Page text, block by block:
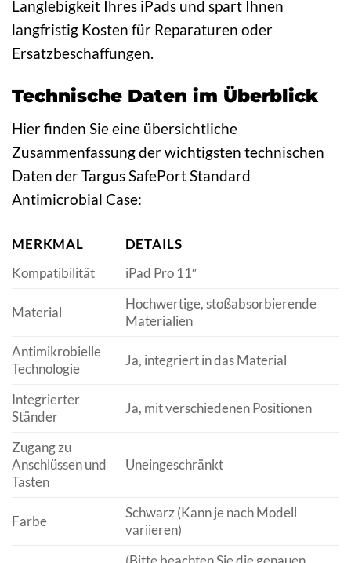
Langlebigkeit Ihres iPads und spart Ihnen
langfristig Kosten für Reparaturen oder
Ersatzbeschaffungen.
Technische Daten im Überblick
Hier finden Sie eine übersichtliche
Zusammenfassung der wichtigsten technischen
Daten der Targus SafePort Standard
Antimicrobial Case:
MERKMAL
DETAILS
Kompatibilität
iPad Pro 11″
Material
Hochwertige, stoßabsorbierende
Materialien
Antimikrobielle
Technologie
Ja, integriert in das Material
Integrierter
Ständer
Ja, mit verschiedenen Positionen
Zugang zu
Anschlüssen und
Tasten
Uneingeschränkt
Farbe
Schwarz (Kann je nach Modell
variieren)